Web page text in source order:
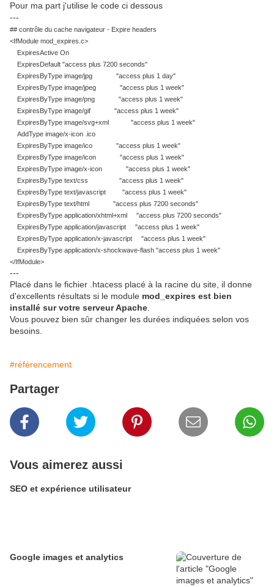
Pour ma part j'utilise le code ci dessous
---
## contrôle du cache navigateur - Expire headers
<IfModule mod_expires.c>
ExpiresActive On
ExpiresDefault "access plus 7200 seconds"
ExpiresByType image/jpg "access plus 1 day"
ExpiresByType image/jpeg "access plus 1 week"
ExpiresByType image/png "access plus 1 week"
ExpiresByType image/gif "access plus 1 week"
ExpiresByType image/svg+xml "access plus 1 week"
AddType image/x-icon .ico
ExpiresByType image/ico "access plus 1 week"
ExpiresByType image/icon "access plus 1 week"
ExpiresByType image/x-icon "access plus 1 week"
ExpiresByType text/css "access plus 1 week"
ExpiresByType text/javascript "access plus 1 week"
ExpiresByType text/html "access plus 7200 seconds"
ExpiresByType application/xhtml+xml "access plus 7200 seconds"
ExpiresByType application/javascript "access plus 1 week"
ExpiresByType application/x-javascript "access plus 1 week"
ExpiresByType application/x-shockwave-flash "access plus 1 week"
</IfModule>
---
Placé dans le fichier .htacess placé à la racine du site, il donne
d'excellents résultats si le module mod_expires est bien
installé sur votre serveur Apache
Vous pouvez bien sûr changer les durées indiquées selon vos
besoins.
#référencement
Partager
Vous aimerez aussi
SEO et expérience utilisateur
Google images et analytics